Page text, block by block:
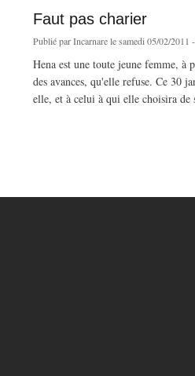
Faut pas charier
Publié parIncarnarele samedi 05/02/2011
Hena est une toute jeune femme,
des avances, qu'elle refuse. Ce 30
elle, et à celui à qui elle choisira de